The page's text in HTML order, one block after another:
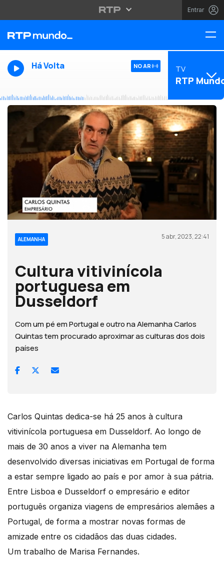
Entrar
Há Volta NO AR TV
RTP
ALEMANHA 5 abr, 2023, 22:41
Cultura vitivinícola
portuguesa em
Dusseldorf
Com um pé em Portugal e outro na Alemanha Carlos
Quintas tem procurado aproximar as culturas dos dois
países
Carlos Quintas dedica-se há 25 anos à cultura
vitivinícola portuguesa em Dusseldorf. Ao longo de
mais de 30 anos a viver na Alemanha tem
desenvolvido diversas iniciativas em Portugal de forma
a estar sempre ligado ao país e por amor à sua pátria.
Entre Lisboa e Dusseldorf o empresário e editor
português organiza viagens de empresários alemães a
Portugal, de forma a mostrar novas formas de
amizade entre os cidadãos das duas cidades.
Um trabalho de Marisa Fernandes.